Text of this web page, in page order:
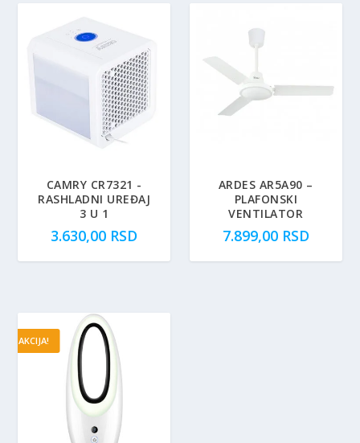
CAMRY CR7321 -
RASHLADNI UREĐAJ
3 U 1
3.630,00 RSD
ARDES AR5A90 –
PLAFONSKI
VENTILATOR
7.899,00 RSD
AKCIJA!